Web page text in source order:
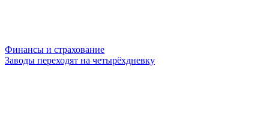
Финансы и страхование
Заводы переходят на четырёхдневку